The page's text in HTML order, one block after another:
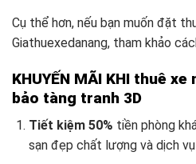
Cụ thể hơn, nếu bạn muốn đặt
Giathuexedanang, tham khảo
KHUYẾN MÃI KHI thuê
bảo tàng tranh 3D
Tiết kiệm 50% tiền phòng
sạn đẹp chất lượng và dịch